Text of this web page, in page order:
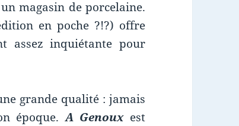
magasin de porcelaine.
en poche ?!?) offre
assez inquiétante pour
grande qualité : jamais
époque.A Genouxest